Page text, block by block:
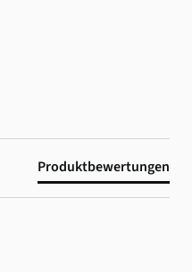
Produktbewertungen